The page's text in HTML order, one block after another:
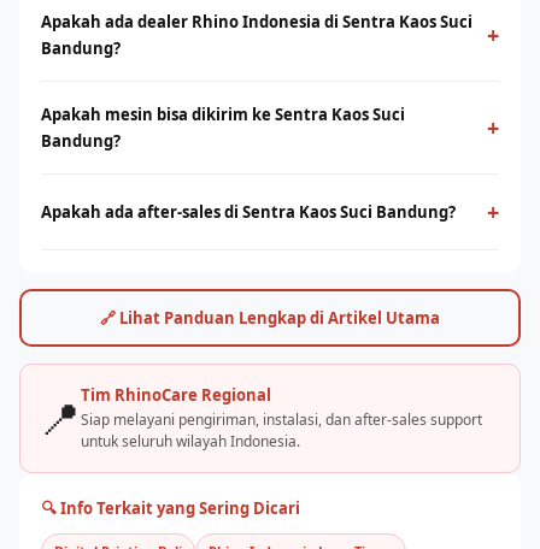
Apakah ada dealer Rhino Indonesia di Sentra Kaos Suci
Bandung?
+
RhinoCare melalui WhatsApp untuk informasi mitra resmi,
jadwal demo mesin, dan pengiriman ke wilayah sentra kaos suci
Apakah mesin bisa dikirim ke Sentra Kaos Suci
Bandung?
+
Indonesia termasuk sentra kaos suci bandung. Tersedia pilihan
Apakah ada after-sales di Sentra Kaos Suci Bandung? +
teknisi dan jaringan mitra. Konsultasi teknis juga tersedia online
melalui WhatsApp RhinoCare kapan saja.
🔗 Lihat Panduan Lengkap di Artikel Utama
📍 Tim RhinoCare Regional
Siap melayani pengiriman, instalasi, dan after-sales support
untuk seluruh wilayah Indonesia.
🔍 Info Terkait yang Sering Dicari